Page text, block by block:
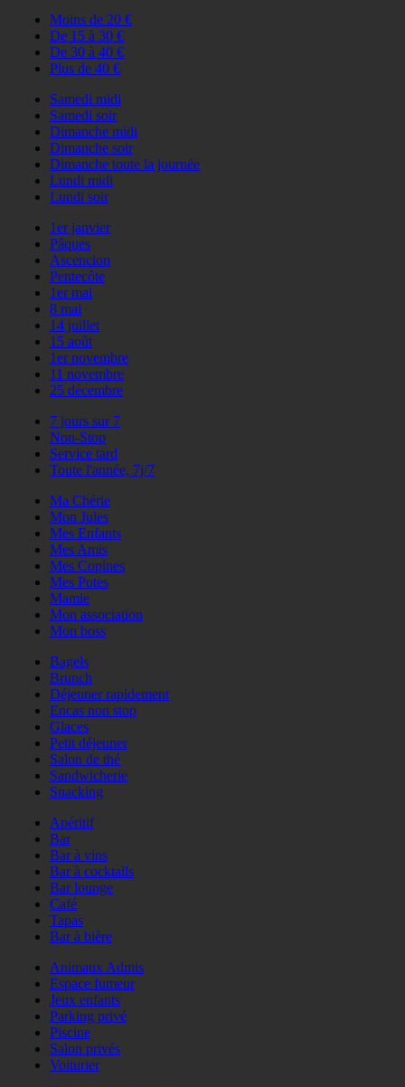
Moins de 20 €
De 15 à 30 €
De 30 à 40 €
Plus de 40 €
Samedi midi
Samedi soir
Dimanche midi
Dimanche soir
Dimanche toute la journée
Lundi midi
Lundi soir
1er janvier
Pâques
Ascencion
Pentecôte
1er mai
8 mai
14 juillet
15 août
1er novembre
11 novembre
25 décembre
7 jours sur 7
Non-Stop
Service tard
Toute l'année, 7j/7
Ma Chérie
Mon Jules
Mes Enfants
Mes Amis
Mes Copines
Mes Potes
Mamie
Mon association
Mon boss
Bagels
Brunch
Déjeuner rapidement
Encas non stop
Glaces
Petit déjeuner
Salon de thé
Sandwicherie
Snacking
Apéritif
Bar
Bar à vins
Bar à cocktails
Bar lounge
Café
Tapas
Bar à bière
Animaux Admis
Espace fumeur
Jeux enfants
Parking privé
Piscine
Salon privés
Voiturier